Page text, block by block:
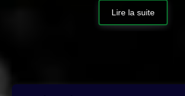
Lire la suite